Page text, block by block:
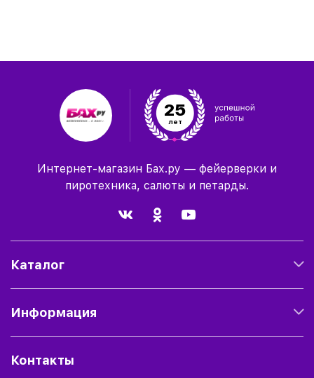
25
лет
Интернет-магазин Бах.ру — фейерверки и
пиротехника, салюты и петарды.
Каталог
Информация
Контакты